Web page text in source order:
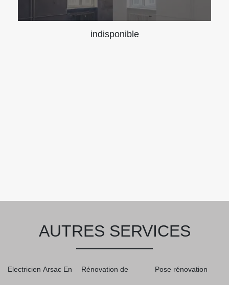
indisponible
AUTRES SERVICES
Electricien Arsac En Rénovation de Pose rénovation